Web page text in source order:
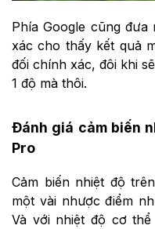
Phía Google cũng
xác cho thấy kết quả
đối chính xác, đôi khi
1 độ mà thôi.
Đánh giá cảm biến
Pro
Cảm biến nhiệt độ
một vài nhược điểm
Và với nhiệt độ cơ